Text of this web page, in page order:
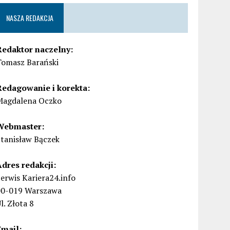
NASZA REDAKCJA
naczelny:
Barański
i korekta:
Oczko
Bączek
redakcji:
Kariera24.info
019 Warszawa
Złota 8